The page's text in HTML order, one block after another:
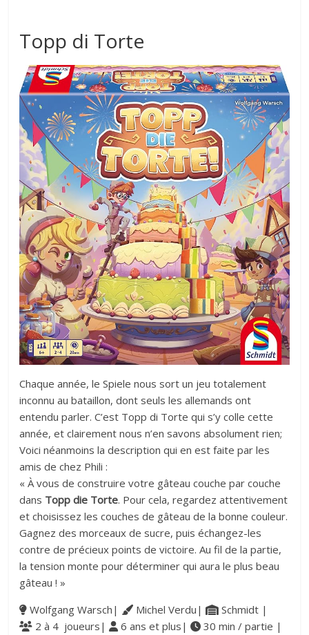
Topp di Torte
Chaque année, le Spiele nous sort un jeu totalement
inconnu au bataillon, dont seuls les allemands ont
entendu parler. C’est Topp di Torte qui s’y colle cette
année, et clairement nous n’en savons absolument rien;
Voici néanmoins la description qui en est faite par les
amis de chez Phili :
« À vous de construire votre gâteau couche par couche
dans Topp die Torte. Pour cela, regardez attentivement
et choisissez les couches de gâteau de la bonne couleur.
Gagnez des morceaux de sucre, puis échangez-les
contre de précieux points de victoire. Au fil de la partie,
la tension monte pour déterminer qui aura le plus beau
gâteau ! »
Wolfgang Warsch|
Michel Verdu|
Schmidt |
2 à 4 joueurs|
6 ans et plus|
30 min / partie |